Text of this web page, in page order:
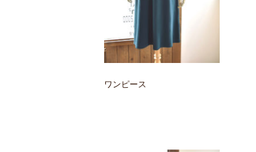
ワンピース